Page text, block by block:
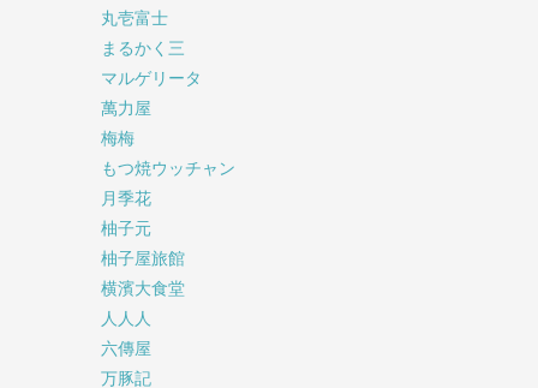
丸壱富士
まるかく三
マルゲリータ
萬力屋
梅梅
もつ焼ウッチャン
月季花
柚子元
柚子屋旅館
横濱大食堂
人人人
六傳屋
万豚記